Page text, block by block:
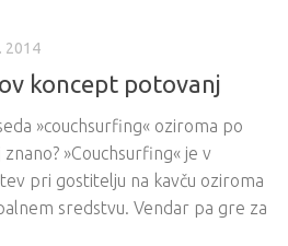
2014
koncept potovanj
»couchsurfing« oziroma po
»Couchsurfing« je v
pri gostitelju na kavču oziroma
sredstvu. Vendar pa gre za